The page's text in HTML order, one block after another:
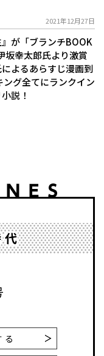
2021年12月27日
』が「ブランチBOOK
幸太郎氏より激賞
よるあらすじ漫画到
グ全てにランクイン
説！
代
る